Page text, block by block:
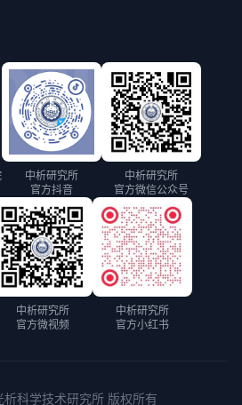
中析研究所
官方抖音
中析研究所
官方微信公众号
中析研究所
官方微视频
中析研究所
官方小红书
科学技术研究所 版权所有